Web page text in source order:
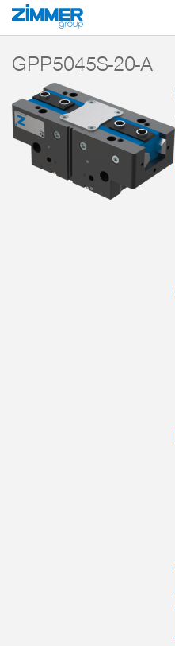
시작 제품
GPP5045S-20-A